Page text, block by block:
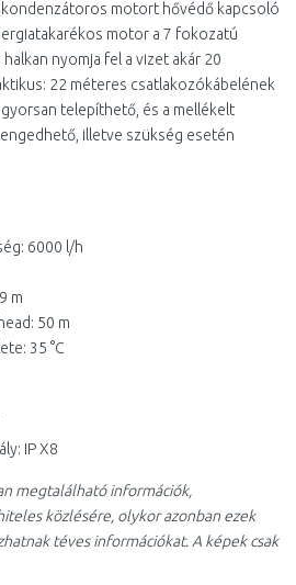
motort hővédő kapcsoló
motor a 7 fokozatú
nyomja fel a vizet akár 20
22 méteres csatlakozókábelének
telepíthető, és a mellékelt
illetve szükség esetén
6000 l/h
m
50 m
35 °C
IP X8
megtalálható információk,
közlésére, olykor azonban ezek
téves információkat. A képek csak